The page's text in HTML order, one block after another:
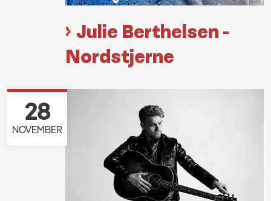
Julie Berthelsen -
Nordstjerne
28
NOVEMBER